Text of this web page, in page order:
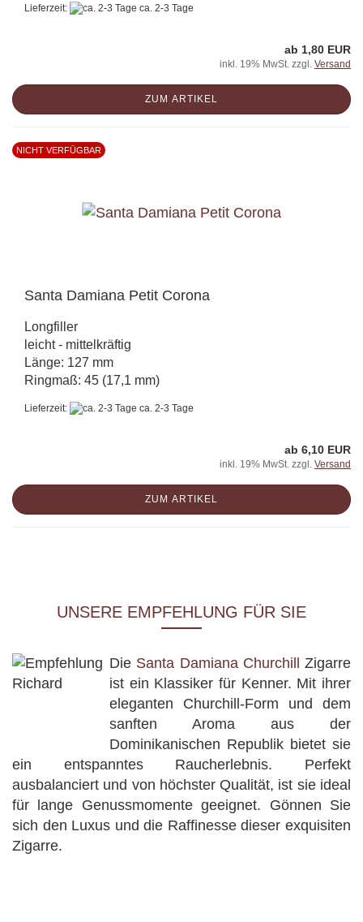
Lieferzeit: ca. 2-3 Tage
ab 1,80 EUR
inkl. 19% MwSt. zzgl. Versand
ZUM ARTIKEL
NICHT VERFÜGBAR
Santa Damiana Petit Corona
Longfiller
leicht - mittelkräftig
Länge: 127 mm
Ringmaß: 45 (17,1 mm)
Lieferzeit: ca. 2-3 Tage
ab 6,10 EUR
inkl. 19% MwSt. zzgl. Versand
ZUM ARTIKEL
UNSERE EMPFEHLUNG FÜR SIE
Die Santa Damiana Churchill Zigarre
ist ein Klassiker für Kenner. Mit ihrer
eleganten Churchill-Form und dem
sanften Aroma aus der
Dominikanischen Republik bietet sie
ein entspanntes Raucherlebnis. Perfekt
ausbalanciert und von höchster Qualität, ist sie ideal
für lange Genussmomente geeignet. Gönnen Sie
sich den Luxus und die Raffinesse dieser exquisiten
Zigarre.